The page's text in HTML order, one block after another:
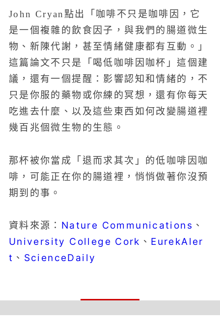
John Cryan點出「咖啡不只是咖啡因，它
是一個複雜的飲食因子，與我們的腸道微生
物、新陳代謝，甚至情緒健康都有互動。」
這篇論文不只是「喝低咖啡因咖杯」這個建
議，還有一個提醒：影響認知和情緒的，不
只是你服的藥物或你練的冥想，還有你每天
吃進去什麼、以及這些東西如何改變腸道裡
幾百兆個微生物的生態。
那杯被你當成「退而求其次」的低咖啡因咖
啡，可能正在你的腸道裡，悄悄做著你沒預
期到的事。
資料來源： Nature Communications 、
University College Cork 、 EurekAler
t 、 ScienceDaily